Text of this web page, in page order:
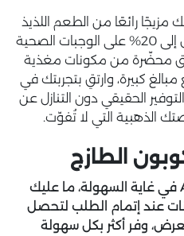
مزيجًا رائعًا من الطعم اللذيذ
والتوفير الذكي، مع خصم يصل إلى 20% على الوجبات الصحية
محضّرة من مكونات مغذية
كبيرة، وارتقِ بتجربتك في
الحقيقي دون التنازل عن
الذهبية التي لا تُفوّت.
الطازج
في غاية السهولة، ما عليك
عند إتمام الطلب لتحصل
وفر أكثر بكل سهولة